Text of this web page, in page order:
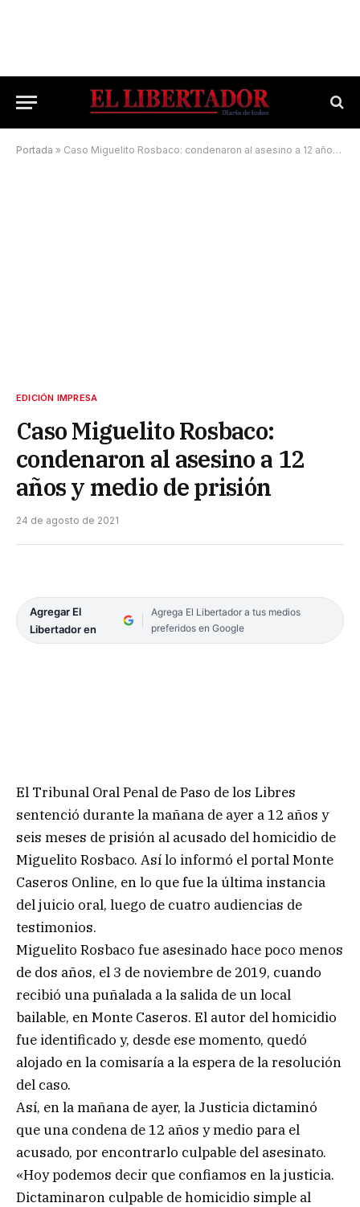
Portada » Caso Miguelito Rosbaco: condenaron al asesino a 12 años y medio de prisión
EDICIÓN IMPRESA
Caso Miguelito Rosbaco:
condenaron al asesino a 12
años y medio de prisión
24 de agosto de 2021
Agregar El
Libertador en
Agrega El Libertador a tus medios
preferidos en Google
El Tribunal Oral Penal de Paso de los Libres
sentenció durante la mañana de ayer a 12 años y
seis meses de prisión al acusado del homicidio de
Miguelito Rosbaco. Así lo informó el portal Monte
Caseros Online, en lo que fue la última instancia
del juicio oral, luego de cuatro audiencias de
testimonios.
Miguelito Rosbaco fue asesinado hace poco menos
de dos años, el 3 de noviembre de 2019, cuando
recibió una puñalada a la salida de un local
bailable, en Monte Caseros. El autor del homicidio
fue identificado y, desde ese momento, quedó
alojado en la comisaría a la espera de la resolución
del caso.
Así, en la mañana de ayer, la Justicia dictaminó
que una condena de 12 años y medio para el
acusado, por encontrarlo culpable del asesinato.
«Hoy podemos decir que confiamos en la justicia.
Dictaminaron culpable de homicidio simple al